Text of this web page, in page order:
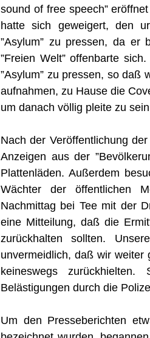
sound of free speech”
hatte sich geweigert, den
”Asylum” zu pressen, da er
”Freien Welt” offenbarte
”Asylum” zu pressen, so daß
aufnahmen, zu Hause die
um danach völlig pleite zu
Nach der Veröffentlichung
Anzeigen aus der
Plattenläden. Außerdem
Wächter der öffentlichen
Nachmittag bei Tee mit der
eine Mitteilung, daß die
zurückhalten sollten.
unvermeidlich, daß wir
keineswegs
Belästigungen durch die
Um den Presseberichten